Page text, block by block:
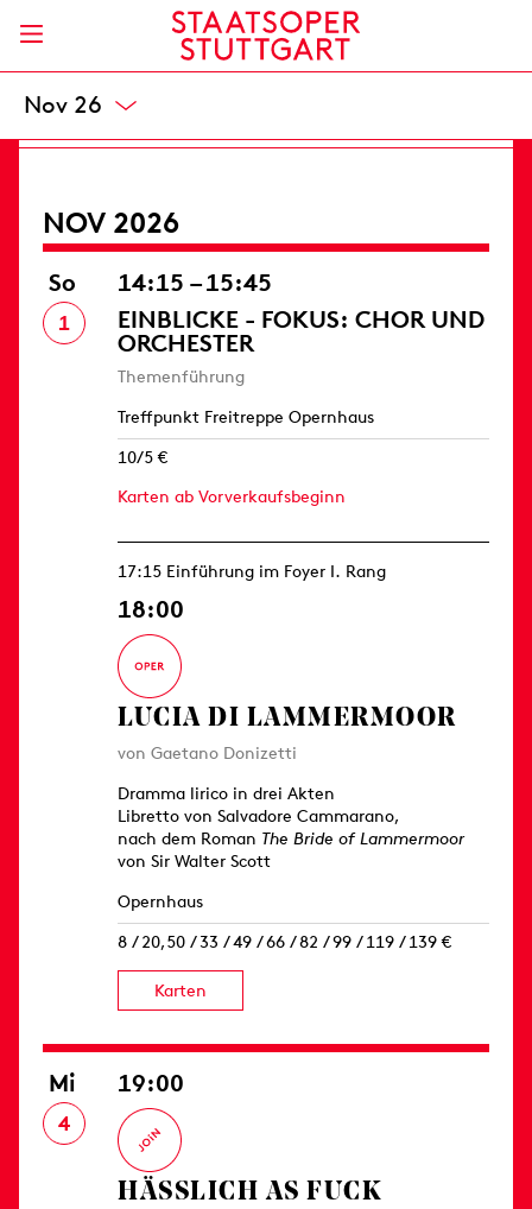
Okt 26
Opernhaus
8 / 20,50 / 33 / 49 / 66 / 82 / 99 / 119 / 139 €
NOV 2026
So
1
14:15 – 15:45
EINBLICKE - FOKUS: CHOR UND
ORCHESTER
Themenführung
Treffpunkt Freitreppe Opernhaus
10/5 €
Karten ab Vorverkaufsbeginn
17:15 Einführung im Foyer I. Rang
18:00
LUCIA DI LAMMERMOOR
von Gaetano Donizetti
Dramma lirico in drei Akten
Libretto von Salvadore Cammarano,
nach dem Roman The Bride of Lammermoor
von Sir Walter Scott
Opernhaus
8 / 20,50 / 33 / 49 / 66 / 82 / 99 / 119 / 139 €
Karten
Mi
4
19:00
HÄSSLICH AS FUCK